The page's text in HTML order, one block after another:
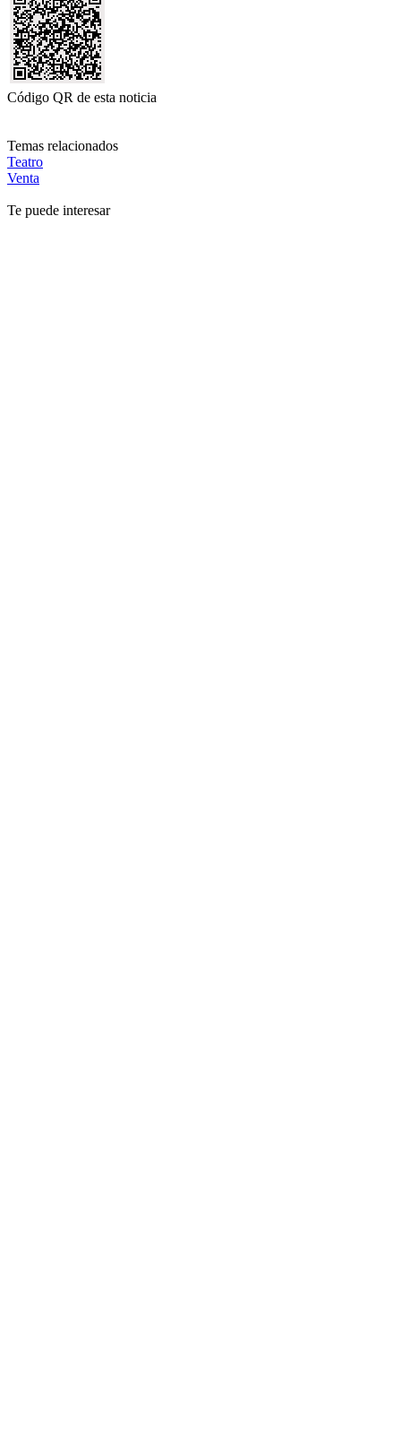
Código QR de esta noticia
Temas relacionados
Teatro
Venta
Te puede interesar